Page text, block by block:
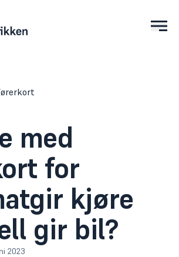
med
for
kjøre
gir bil?
2023